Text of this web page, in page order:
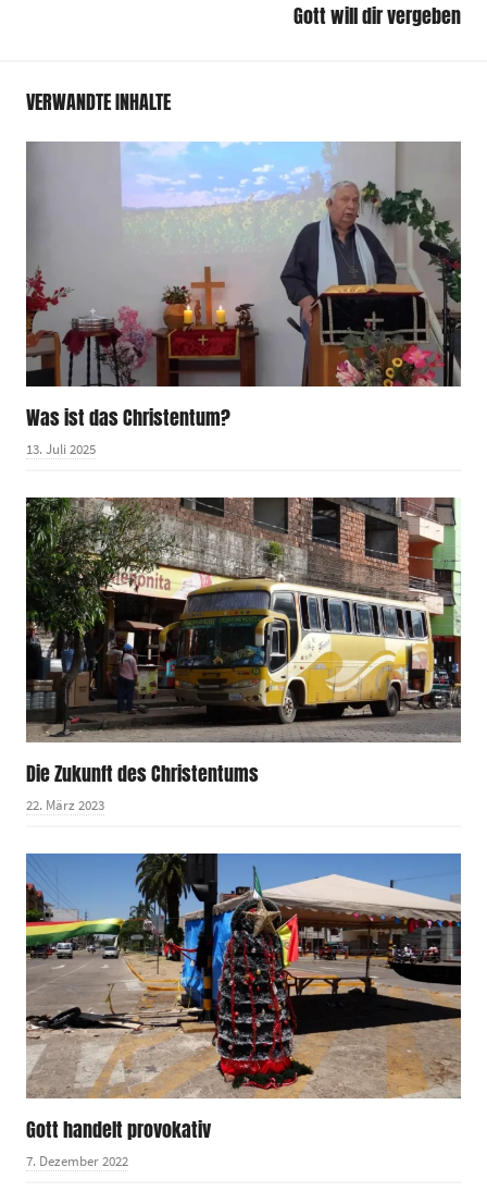
Gott will dir vergeben
VERWANDTE INHALTE
Was ist das Christentum?
13. Juli 2025
Die Zukunft des Christentums
22. März 2023
Gott handelt provokativ
7. Dezember 2022